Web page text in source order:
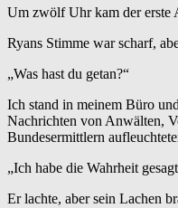
Um zwölf Uhr kam der erste
Ryans Stimme war scharf,
„Was hast du getan?“
Ich stand in meinem Büro
Nachrichten von Anwälten,
Bundesermittlern
„Ich habe die Wahrheit
Er lachte, aber sein Lachen